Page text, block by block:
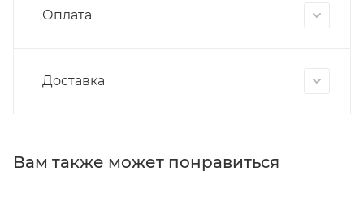
Оплата
Доставка
Вам также может понравиться